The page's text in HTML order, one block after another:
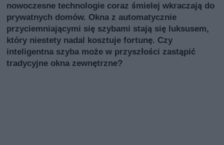
nowoczesne technologie coraz śmielej wkraczają do
prywatnych domów. Okna z automatycznie
przyciemniającymi się szybami stają się luksusem,
który niestety nadal kosztuje fortunę. Czy
inteligentna szyba może w przyszłości zastąpić
tradycyjne okna zewnętrzne?